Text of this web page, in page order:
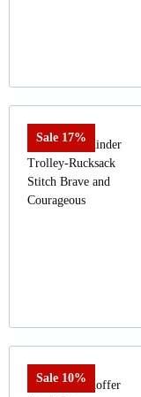
Sale 17%
Sale 10%